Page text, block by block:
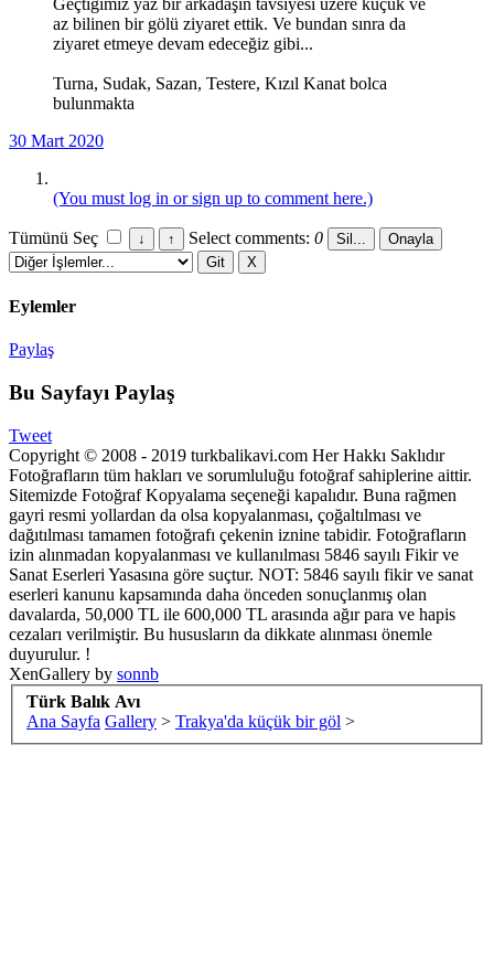
az bilinen bir gölü ziyaret ettik. Ve bundan sınra da
ziyaret etmeye devam edeceğiz gibi...
Turna, Sudak, Sazan, Testere, Kızıl Kanat bolca
bulunmakta
30 Mart 2020
(You must log in or sign up to comment here.)
Tümünü Seç Select comments: 0
Eylemler
Paylaş
Bu Sayfayı Paylaş
Tweet
Copyright © 2008 - 2019 turkbalikavi.com Her Hakkı Saklıdır
Fotoğrafların tüm hakları ve sorumluluğu fotoğraf sahiplerine aittir.
Sitemizde Fotoğraf Kopyalama seçeneği kapalıdır. Buna rağmen
gayri resmi yollardan da olsa kopyalanması, çoğaltılması ve
dağıtılması tamamen fotoğrafı çekenin iznine tabidir. Fotoğrafların
izin alınmadan kopyalanması ve kullanılması 5846 sayılı Fikir ve
Sanat Eserleri Yasasına göre suçtur. NOT: 5846 sayılı fikir ve sanat
eserleri kanunu kapsamında daha önceden sonuçlanmış olan
davalarda, 50,000 TL ile 600,000 TL arasında ağır para ve hapis
cezaları verilmiştir. Bu hususların da dikkate alınması önemle
duyurulur. !
XenGallery by sonnb
Türk Balık Avı
Ana Sayfa Gallery > Trakya'da küçük bir göl >